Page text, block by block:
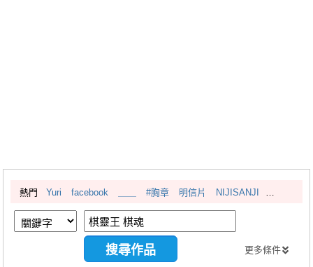
繪圖藝廊
交流中心
攤位轉讓區
熱門 Yuri facebook #胸章 明信片 NIJISANJI
更多條件